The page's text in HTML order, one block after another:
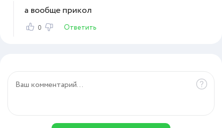
а вообще прикол
0 Ответить